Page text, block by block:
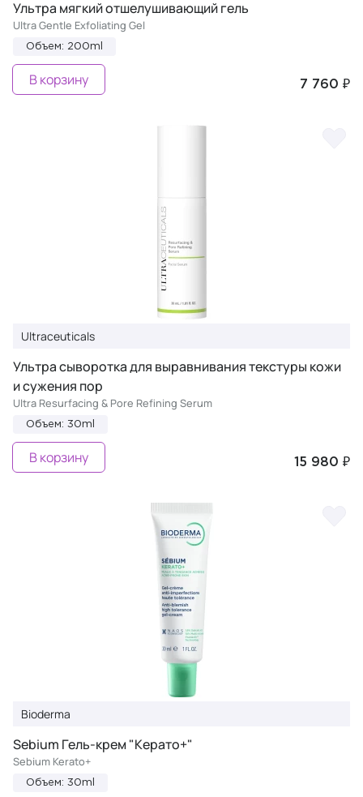
Ультра мягкий отшелушивающий гель
Ultra Gentle Exfoliating Gel
Объем: 200ml
7 760 ₽
В корзину
Ultraceuticals
Ультра сыворотка для выравнивания текстуры кожи
и сужения пор
Ultra Resurfacing & Pore Refining Serum
Объем: 30ml
15 980 ₽
В корзину
Bioderma
Sebium Гель-крем "Керато+"
Sebium Kerato+
Объем: 30ml